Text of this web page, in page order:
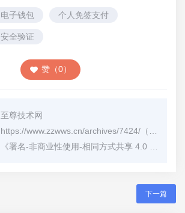
电子钱包 个人免签支付
安全验证
赞（0）
至尊技术网
https://www.zzwws.cn/archives/7424/ （转载时请注明本文出处及文章链接）
《署名-非商业性使用-相同方式共享 4.0 国际 (CC BY-NC-SA 4.0)
下一篇